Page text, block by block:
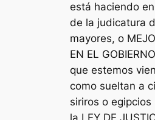
está haciendo
de la judicatura
mayores, o
EN EL
que estemos
como sueltan a
siriros o egipcios